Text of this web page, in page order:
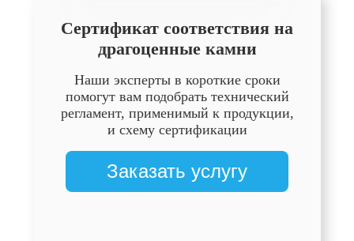
Сертификат соответствия на
драгоценные камни
Наши эксперты в короткие сроки
помогут вам подобрать технический
регламент, применимый к продукции,
и схему сертификации
Заказать услугу